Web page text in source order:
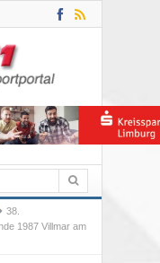
38.
1987 Villmar am